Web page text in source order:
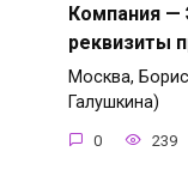
Компания —
реквизиты
Москва,
Галушкина)
0 239